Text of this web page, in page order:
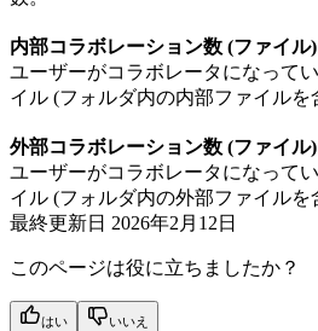
内部コラボレーション数 (ファイル)
ユーザーがコラボレータになって
イル (フォルダ内の内部ファイルを
外部コラボレーション数 (ファイル)
ユーザーがコラボレータになって
イル (フォルダ内の外部ファイルを
最終更新日 2026年2月12日
このページは役に立ちましたか？
はい いいえ